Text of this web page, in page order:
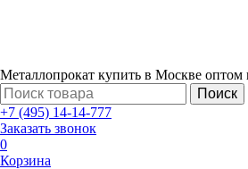
Металлопрокат купить в Москве
Поиск
+7 (495) 14-14-777
Заказать звонок
0
Корзина